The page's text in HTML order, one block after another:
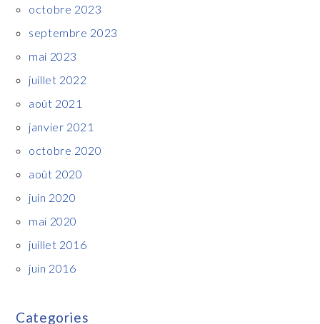
octobre 2023
septembre 2023
mai 2023
juillet 2022
août 2021
janvier 2021
octobre 2020
août 2020
juin 2020
mai 2020
juillet 2016
juin 2016
Categories